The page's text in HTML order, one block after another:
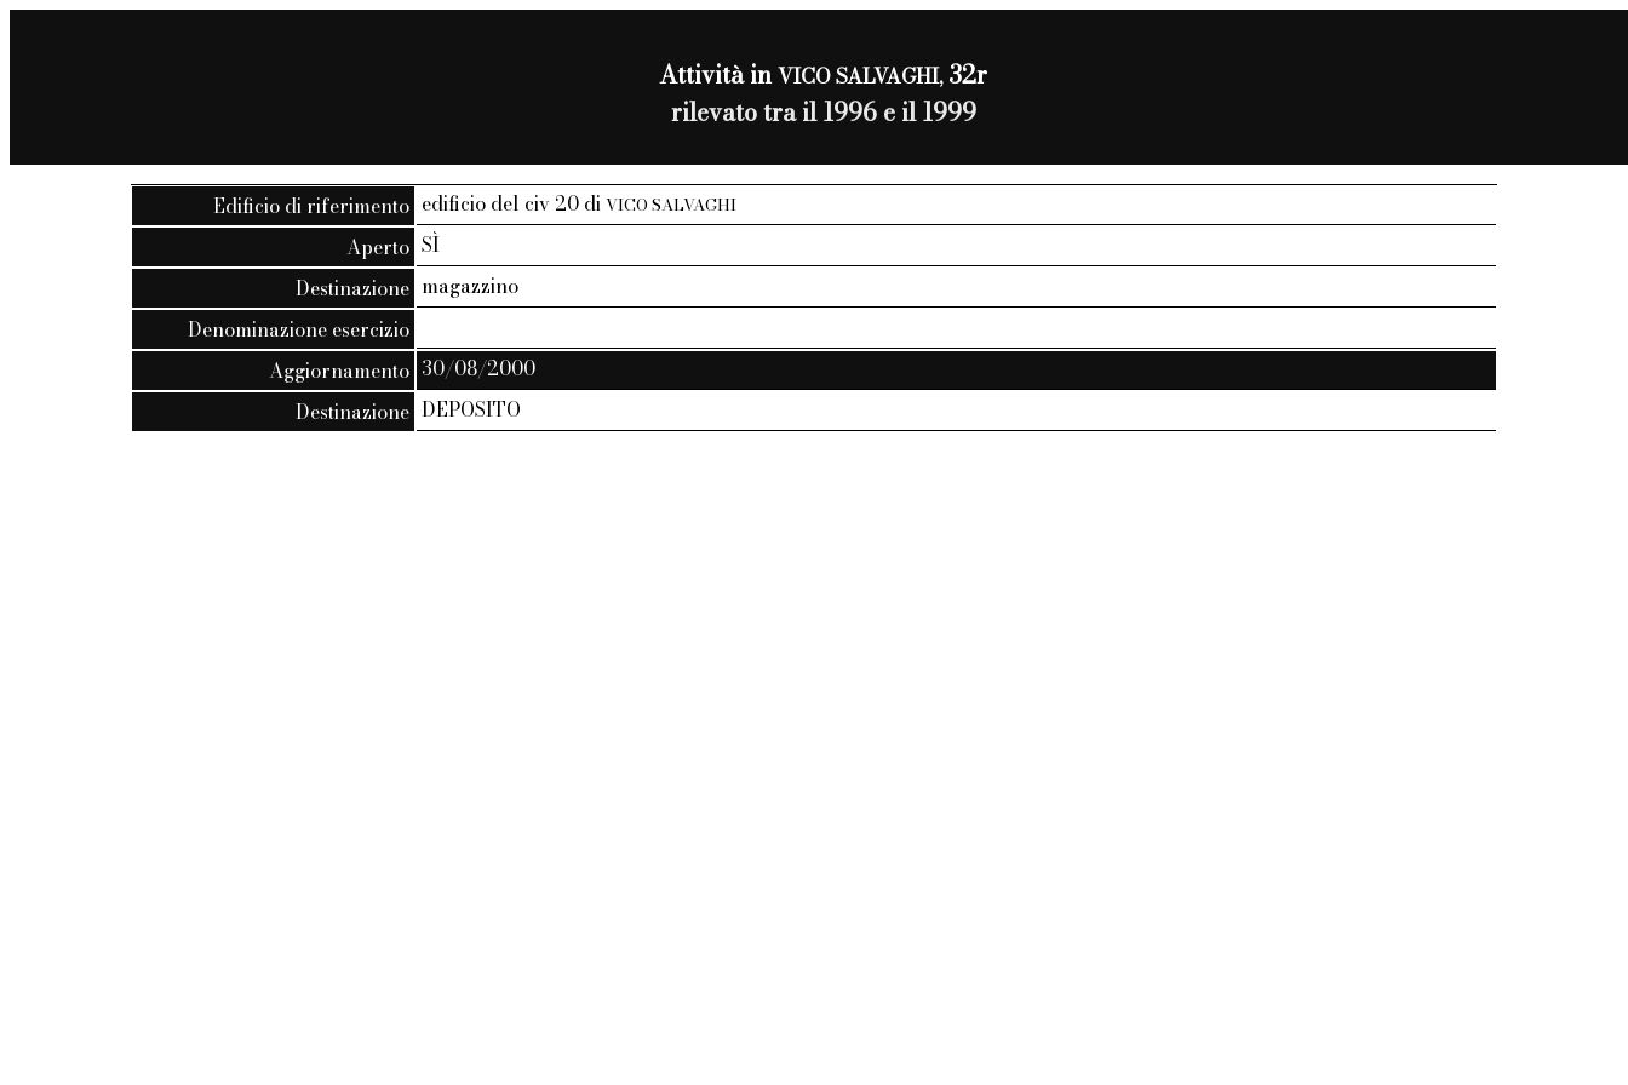
Attività inVICO SALVAGHI,32r
rilevato tra il 1996 e il 1999
Edificio di riferimento edificio del civ 20 diVICO SALVAGHI
Aperto SÌ
Destinazione magazzino
Denominazione esercizio
Aggiornamento 30/08/2000
Destinazione DEPOSITO